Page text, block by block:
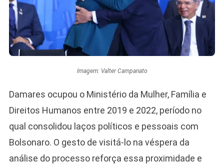
Imagem: Valter Campanato
Damares ocupou o Ministério da Mulher, Família e
Direitos Humanos entre 2019 e 2022, período no
qual consolidou laços políticos e pessoais com
Bolsonaro. O gesto de visitá-lo na véspera da
análise do processo reforça essa proximidade e